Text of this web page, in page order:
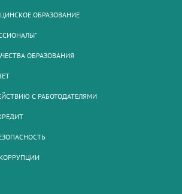
ОБРАЗОВАНИЕ
ОБРАЗОВАНИЯ
С РАБОТОДАТЕЛЯМИ